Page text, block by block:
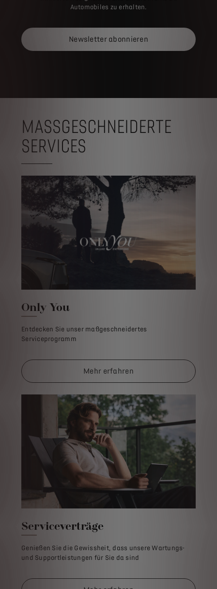
Automobiles zu erhalten.
Newsletter abonnieren
MASSGESCHNEIDERTE
SERVICES
Only You
Entdecken Sie unser maßgeschneidertes
Serviceprogramm
Mehr erfahren
Serviceverträge
Genießen Sie die Gewissheit, dass unsere Wartungs-
und Supportleistungen für Sie da sind